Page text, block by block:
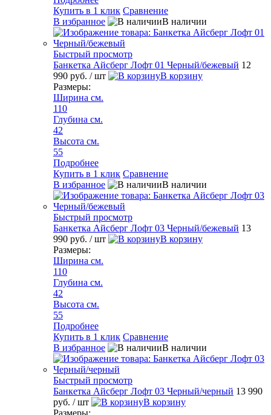
Купить в 1 клик Сравнение
В избранное
В наличии
Быстрый просмотр
Банкетка Айсберг Лофт 01 Черный/бежевый 12
990 руб. / шт
В корзину
Размеры:
Ширина см.
110
Глубина см.
42
Высота см.
55
Подробнее
Купить в 1 клик Сравнение
В избранное
В наличии
Быстрый просмотр
Банкетка Айсберг Лофт 03 Черный/бежевый 13
990 руб. / шт
В корзину
Размеры:
Ширина см.
110
Глубина см.
42
Высота см.
55
Подробнее
Купить в 1 клик Сравнение
В избранное
В наличии
Быстрый просмотр
Банкетка Айсберг Лофт 03 Черный/черный 13 990
руб. / шт
В корзину
Размеры: